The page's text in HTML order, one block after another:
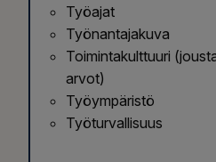
Työajat
Työnantajakuva
Toimintakulttuuri
arvot)
Työympäristö
Työturvallisuus